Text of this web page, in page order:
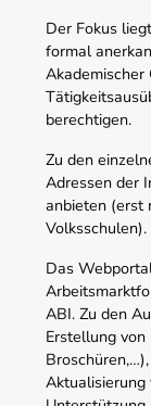
Der Fokus
formal
Akademischer
berechtigen.
Zu den
Adressen der
anbieten (erst
Volksschulen).
Das
ABI. Zu den
Erstellung